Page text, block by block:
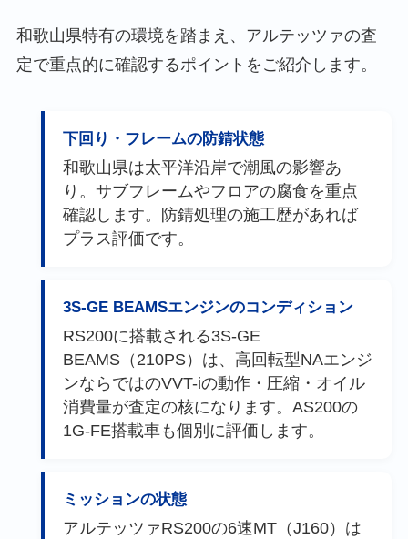
和歌山県特有の環境を踏まえ、アルテッツァの査
定で重点的に確認するポイントをご紹介します。
下回り・フレームの防錆状態
和歌山県は太平洋沿岸で潮風の影響あ
り。サブフレームやフロアの腐食を重点
確認します。防錆処理の施工歴があれば
プラス評価です。
3S-GE BEAMSエンジンのコンディション
RS200に搭載される3S-GE
BEAMS（210PS）は、高回転型NAエンジ
ンならではのVVT-iの動作・圧縮・オイル
消費量が査定の核になります。AS200の
1G-FE搭載車も個別に評価します。
ミッションの状態
アルテッツァRS200の6速MT（J160）は